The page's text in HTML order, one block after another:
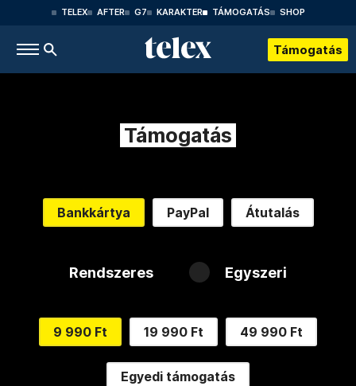
TELEX AFTER G7 KARAKTER TÁMOGATÁS SHOP
Támogatás
Támogatás
Bankkártya PayPal Átutalás
Rendszeres Egyszeri
9 990 Ft 19 990 Ft 49 990 Ft
Egyedi támogatás